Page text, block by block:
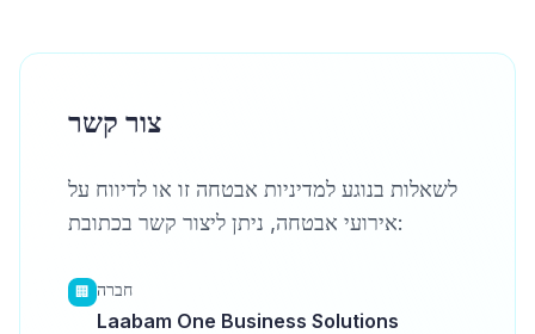
צור קשר
לשאלות בנוגע למדיניות אבטחה זו או לדיווח על
אירועי אבטחה, ניתן ליצור קשר בכתובת:
🏢 חברה
Laabam One Business Solutions